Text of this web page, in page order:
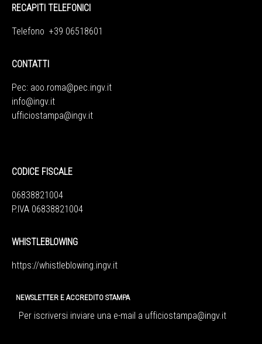
RECAPITI TELEFONICI
Telefono +39 06518601
CONTATTI
Pec: aoo.roma@pec.ingv.it
info@ingv.it
ufficiostampa@ingv.it
CODICE FISCALE
06838821004
P.IVA 06838821004
WHISTLEBLOWING
https://whistleblowing.ingv.it
NEWSLETTER E ACCREDITO STAMPA
Per iscriversi inviare una e-mail a ufficiostampa@ingv.it